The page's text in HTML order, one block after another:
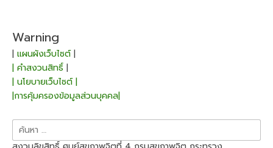
Warning
| แผนผังเว็บไซต์|
| คำสงวนสิทธิ์ |
| นโยบายเว็บไซต์ |
|การคุ้มครองข้อมูลส่วนบุคคล|
ค้นหา
สำหรับ: